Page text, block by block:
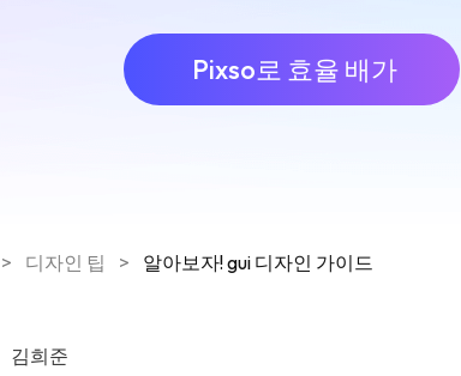
Pixso로 효율 배가
> 디자인 팁 > 알아보자! gui 디자인 가이드
김희준